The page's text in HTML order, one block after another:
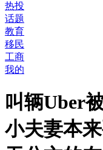
热投
话题
教育
移民
工商
我的
叫辆Uber
小夫妻本